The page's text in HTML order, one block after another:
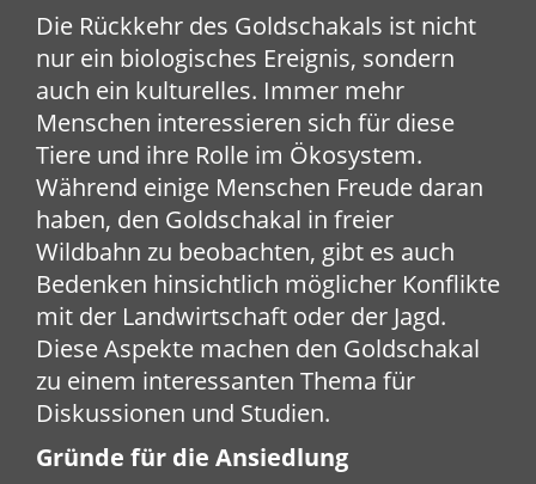
Die Rückkehr des Goldschakals ist nicht
nur ein biologisches Ereignis, sondern
auch ein kulturelles. Immer mehr
Menschen interessieren sich für diese
Tiere und ihre Rolle im Ökosystem.
Während einige Menschen Freude daran
haben, den Goldschakal in freier
Wildbahn zu beobachten, gibt es auch
Bedenken hinsichtlich möglicher Konflikte
mit der Landwirtschaft oder der Jagd.
Diese Aspekte machen den Goldschakal
zu einem interessanten Thema für
Diskussionen und Studien.
Gründe für die Ansiedlung